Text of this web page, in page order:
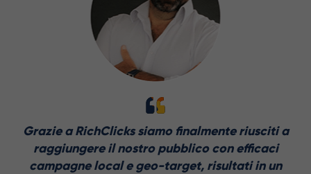
Grazie a RichClicks siamo finalmente riusciti a
raggiungere il nostro pubblico con efficaci
campagne local e geo-target, risultati in un